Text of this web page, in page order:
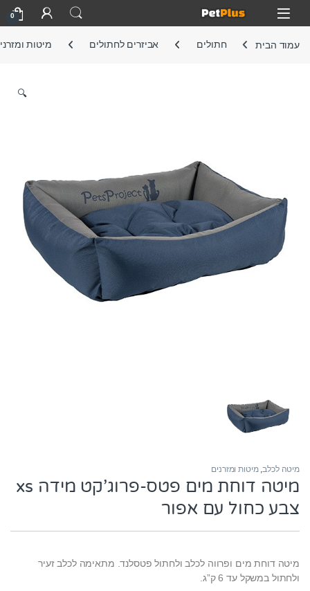
Skip to navigation
Skip to content
Open
0
עמוד הבית חתולים אביזרים לחתולים מיטות
🔍
מיטה לכלב,מיטות ומזרנים
מיטה דוחת מים פטס-פרוג’קט מידה xs
צבע כחול עם אפור
מיטה דוחת מים ופרווה לכלב ולחתול פטסלנד. מתאימה לכלב זעיר
ולחתול במשקל עד 6 ק”ג.